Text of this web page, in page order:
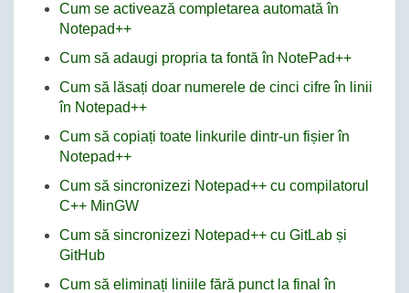
Cum se activează completarea automată în
Notepad++
Cum să adaugi propria ta fontă în NotePad++
Cum să lăsați doar numerele de cinci cifre în linii
în Notepad++
Cum să copiați toate linkurile dintr-un fișier în
Notepad++
Cum să sincronizezi Notepad++ cu compilatorul
C++ MinGW
Cum să sincronizezi Notepad++ cu GitLab și
GitHub
Cum să eliminați liniile fără punct la final în